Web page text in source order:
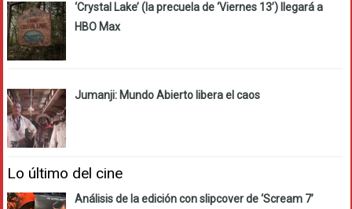
‘Crystal Lake’ (la precuela de ‘Viernes 13’) llegará a
HBO Max
Jumanji: Mundo Abierto libera el caos
Lo último del cine
Análisis de la edición con slipcover de ‘Scream 7’